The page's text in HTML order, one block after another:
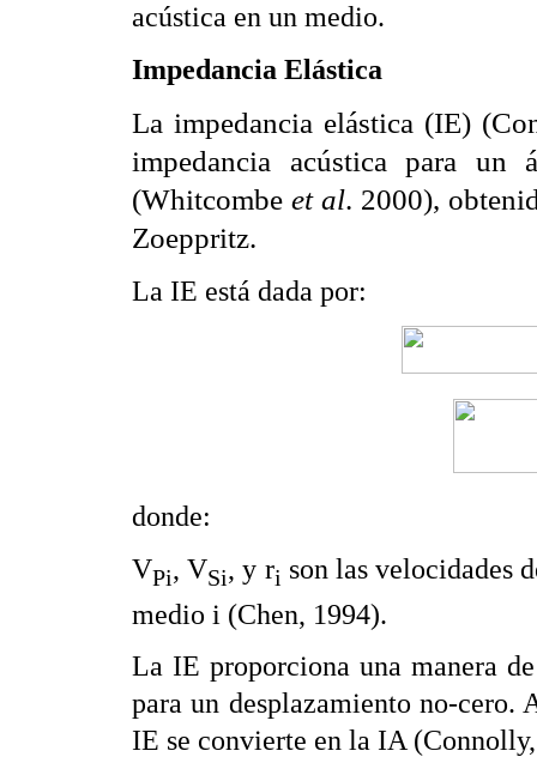
acústica en un medio.
Impedancia Elástica
La impedancia elástica (IE)
impedancia acústica para un
(Whitcombeet al. 2000),
Zoeppritz.
La IE está dada por:
donde:
VPi, VSi, y ri son las velocidades
medio i (Chen, 1994).
La IE proporciona una manera
para un desplazamiento no-cero.
IE se convierte en la IA